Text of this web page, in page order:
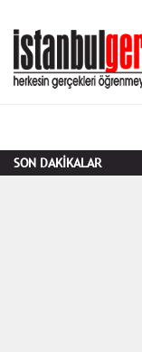
SON DAKİKALAR